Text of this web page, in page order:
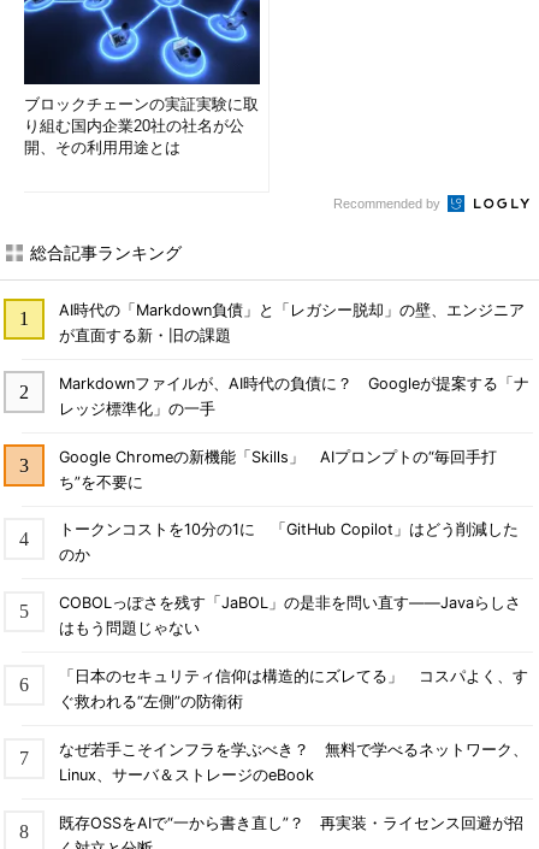
ブロックチェーンの実証実験に取
り組む国内企業20社の社名が公
開、その利用用途とは
Recommended by
総合記事ランキング
AI時代の「Markdown負債」と「レガシー脱却」の壁、エンジニア
が直面する新・旧の課題
Markdownファイルが、AI時代の負債に？ Googleが提案する「ナ
レッジ標準化」の一手
Google Chromeの新機能「Skills」 AIプロンプトの“毎回手打
ち”を不要に
トークンコストを10分の1に 「GitHub Copilot」はどう削減した
のか
COBOLっぽさを残す「JaBOL」の是非を問い直す――Javaらしさ
はもう問題じゃない
「日本のセキュリティ信仰は構造的にズレてる」 コスパよく、す
ぐ救われる“左側”の防衛術
なぜ若手こそインフラを学ぶべき？ 無料で学べるネットワーク、
Linux、サーバ＆ストレージのeBook
既存OSSをAIで“一から書き直し”？ 再実装・ライセンス回避が招